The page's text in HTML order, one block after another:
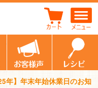
年始休業日のお知らせ。
ごはん
商品一覧 飼い主さん
年】年末年始休業日のお知